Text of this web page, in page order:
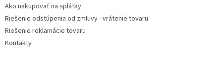
Ako nakupovať na splátky
Riešenie odstúpenia od zmluvy - vrátenie tovaru
Riešenie reklamácie tovaru
Kontakty